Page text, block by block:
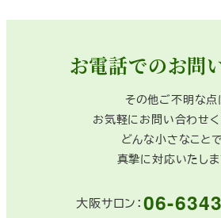
お電話でのお問
その他ご不明な点
お気軽にお問い合わせく
どんな小さなこと
真摯に対応いたしま
大阪サロン：06-